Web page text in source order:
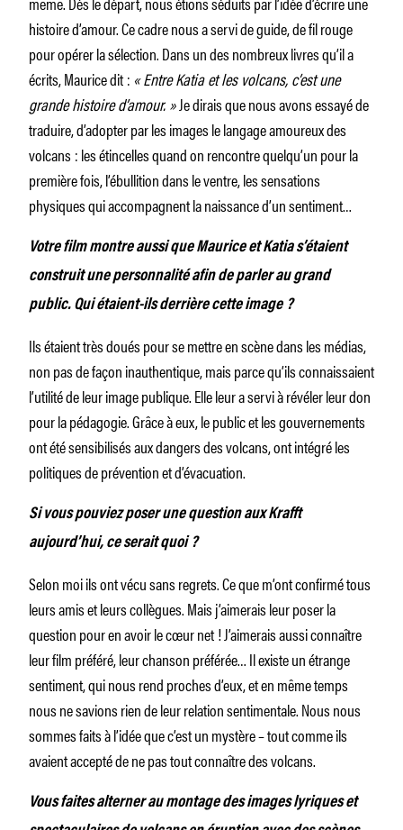
histoire d’amour. Ce cadre nous a servi de guide, de fil rouge
pour opérer la sélection. Dans un des nombreux livres qu’il a
écrits, Maurice dit : « Entre Katia et les volcans, c’est une
grande histoire d’amour. »Je dirais que nous avons essayé de
traduire, d’adopter par les images le langage amoureux des
volcans : les étincelles quand on rencontre quelqu’un pour la
première fois, l’ébullition dans le ventre, les sensations
physiques qui accompagnent la naissance d’un sentiment…
Votre film montre aussi que Maurice et Katia s’étaient
construit une personnalité afin de parler au grand
public. Qui étaient-ils derrière cette image ?
Ils étaient très doués pour se mettre en scène dans les médias,
non pas de façon inauthentique, mais parce qu’ils connaissaient
l’utilité de leur image publique. Elle leur a servi à révéler leur don
pour la pédagogie. Grâce à eux, le public et les gouvernements
ont été sensibilisés aux dangers des volcans, ont intégré les
politiques de prévention et d’évacuation.
Si vous pouviez poser une question aux Krafft
aujourd’hui, ce serait quoi ?
Selon moi ils ont vécu sans regrets. Ce que m’ont confirmé tous
leurs amis et leurs collègues. Mais j’aimerais leur poser la
question pour en avoir le cœur net ! J’aimerais aussi connaître
leur film préféré, leur chanson préférée… Il existe un étrange
sentiment, qui nous rend proches d’eux, et en même temps
nous ne savions rien de leur relation sentimentale. Nous nous
sommes faits à l’idée que c’est un mystère – tout comme ils
avaient accepté de ne pas tout connaître des volcans.
Vous faites alterner au montage des images lyriques et